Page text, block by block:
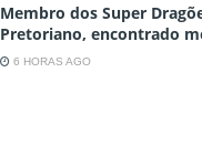
Membro dos Super
Pretoriano, encontrado
6 HORAS AGO